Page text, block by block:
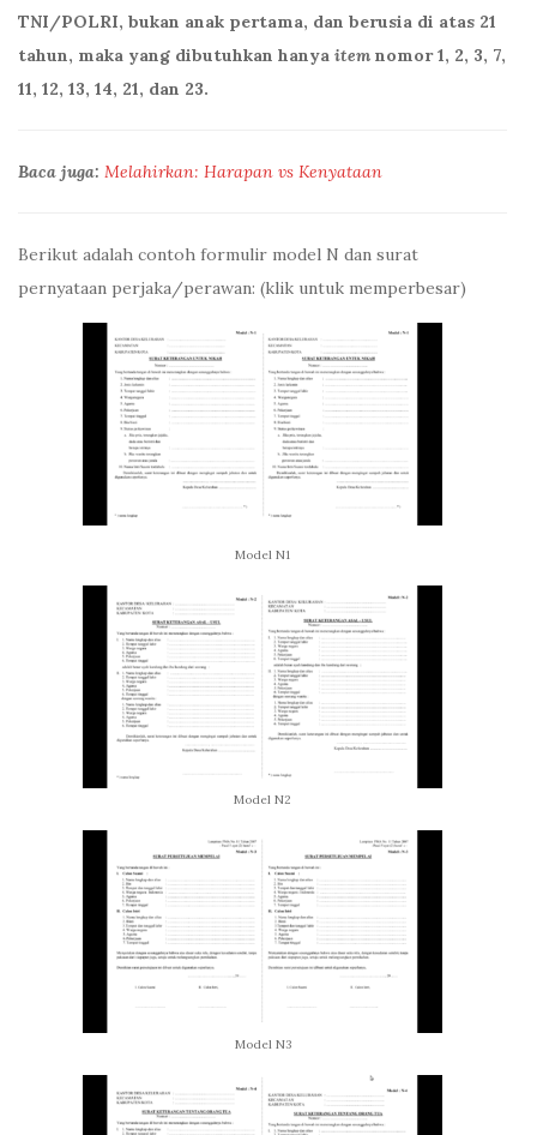
TNI/POLRI, bukan anak pertama, dan berusia di atas 21
tahun, maka yang dibutuhkan hanya item nomor 1, 2, 3, 7,
11, 12, 13, 14, 21, dan 23.
Baca juga: Melahirkan: Harapan vs Kenyataan
Berikut adalah contoh formulir model N dan surat
pernyataan perjaka/perawan: (klik untuk memperbesar)
Model N1
Model N2
Model N3